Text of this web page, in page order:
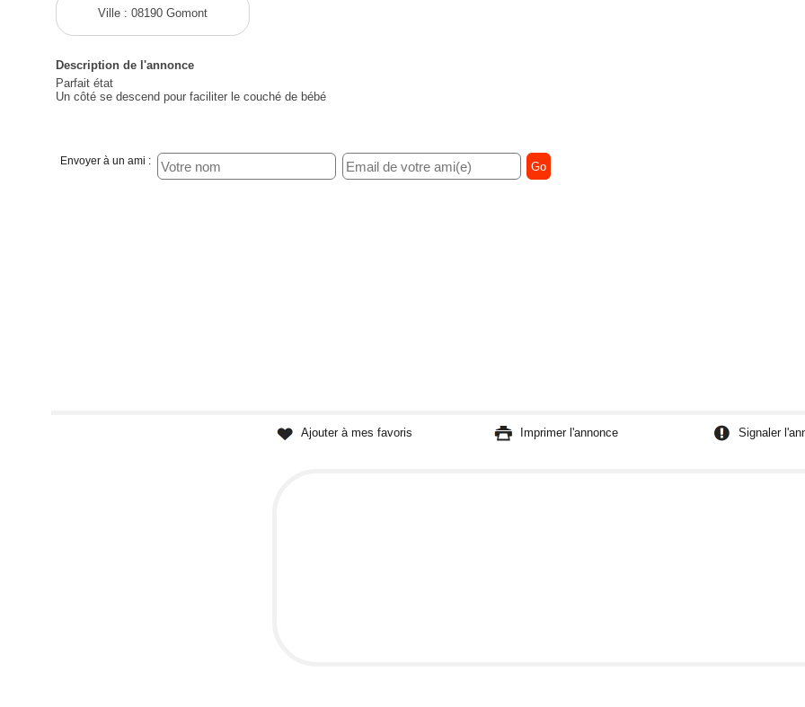
Ville : 08190 Gomont
Description de l'annonce
Parfait état
Un côté se descend pour faciliter le couché de bébé
Envoyer à un ami :
Ajouter à mes favoris Imprimer l'annonce Signaler